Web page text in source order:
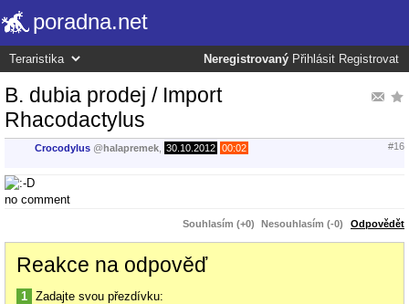
poradna.net
Neregistrovaný Přihlásit Registrovat
B. dubia prodej / Import
Rhacodactylus
Crocodylus @halapremek 30.10.2012 00:02 #16
no comment
Souhlasím (+0) Nesouhlasím (-0) Odpovědět
Reakce na odpověď
1 Zadajte svou přezdívku: